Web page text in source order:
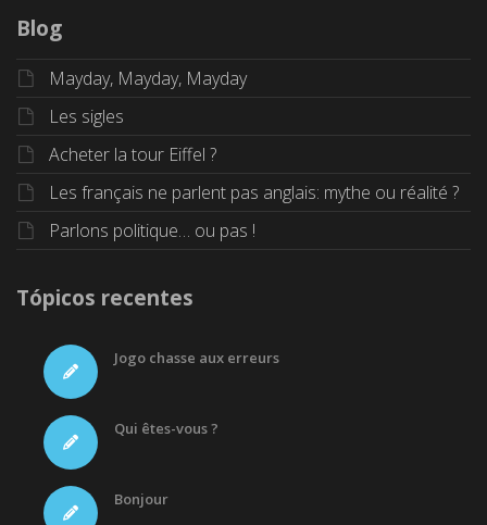
Blog
Mayday, Mayday, Mayday
Les sigles
Acheter la tour Eiffel ?
Les français ne parlent pas anglais: mythe ou réalité ?
Parlons politique… ou pas !
Tópicos recentes
Jogo chasse aux erreurs
Qui êtes-vous ?
Bonjour